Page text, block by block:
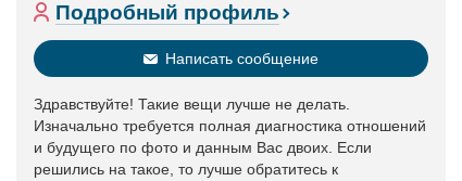
Подробный профиль
Написать сообщение
Здравствуйте! Такие вещи лучше не делать.
Изначально требуется полная диагностика отношений
и будущего по фото и данным Вас двоих. Если
решились на такое, то лучше обратитесь к